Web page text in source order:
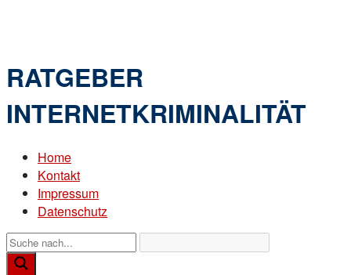
RATGEBER
INTERNETKRIMINALITÄT
Home
Kontakt
Impressum
Datenschutz